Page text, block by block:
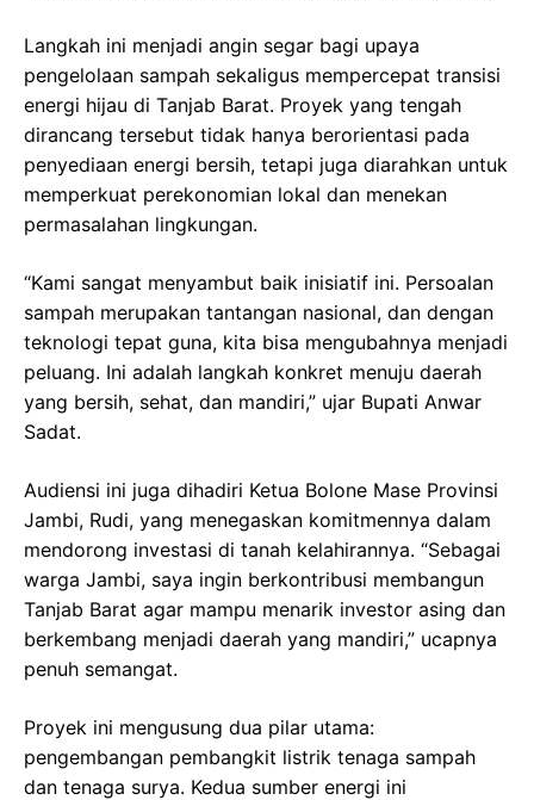
Langkah ini menjadi angin segar bagi upaya
pengelolaan sampah sekaligus mempercepat transisi
energi hijau di Tanjab Barat. Proyek yang tengah
dirancang tersebut tidak hanya berorientasi pada
penyediaan energi bersih, tetapi juga diarahkan untuk
memperkuat perekonomian lokal dan menekan
permasalahan lingkungan.
“Kami sangat menyambut baik inisiatif ini. Persoalan
sampah merupakan tantangan nasional, dan dengan
teknologi tepat guna, kita bisa mengubahnya menjadi
peluang. Ini adalah langkah konkret menuju daerah
yang bersih, sehat, dan mandiri,” ujar Bupati Anwar
Sadat.
Audiensi ini juga dihadiri Ketua Bolone Mase Provinsi
Jambi, Rudi, yang menegaskan komitmennya dalam
mendorong investasi di tanah kelahirannya. “Sebagai
warga Jambi, saya ingin berkontribusi membangun
Tanjab Barat agar mampu menarik investor asing dan
berkembang menjadi daerah yang mandiri,” ucapnya
penuh semangat.
Proyek ini mengusung dua pilar utama:
pengembangan pembangkit listrik tenaga sampah
dan tenaga surya. Kedua sumber energi ini